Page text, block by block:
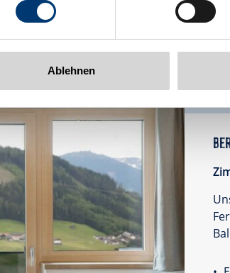
Ablehnen